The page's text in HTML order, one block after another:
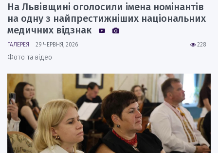
На Львівщині оголосили імена номінантів
на одну з найпрестижніших національних
медичних відзнак
228
ГАЛЕРЕЯ 29 ЧЕРВНЯ, 2026
Фото та відео